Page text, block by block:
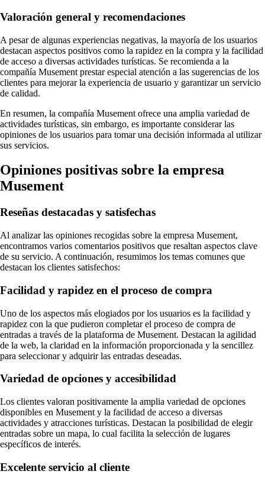
Valoración general y recomendaciones
A pesar de algunas experiencias negativas, la mayoría de los usuarios
destacan aspectos positivos como la rapidez en la compra y la facilidad
de acceso a diversas actividades turísticas. Se recomienda a la
compañía Musement prestar especial atención a las sugerencias de los
clientes para mejorar la experiencia de usuario y garantizar un servicio
de calidad.
En resumen, la compañía Musement ofrece una amplia variedad de
actividades turísticas, sin embargo, es importante considerar las
opiniones de los usuarios para tomar una decisión informada al utilizar
sus servicios.
Opiniones positivas sobre la empresa
Musement
Reseñas destacadas y satisfechas
Al analizar las opiniones recogidas sobre la empresa Musement,
encontramos varios comentarios positivos que resaltan aspectos clave
de su servicio. A continuación, resumimos los temas comunes que
destacan los clientes satisfechos:
Facilidad y rapidez en el proceso de compra
Uno de los aspectos más elogiados por los usuarios es la facilidad y
rapidez con la que pudieron completar el proceso de compra de
entradas a través de la plataforma de Musement. Destacan la agilidad
de la web, la claridad en la información proporcionada y la sencillez
para seleccionar y adquirir las entradas deseadas.
Variedad de opciones y accesibilidad
Los clientes valoran positivamente la amplia variedad de opciones
disponibles en Musement y la facilidad de acceso a diversas
actividades y atracciones turísticas. Destacan la posibilidad de elegir
entradas sobre un mapa, lo cual facilita la selección de lugares
específicos de interés.
Excelente servicio al cliente